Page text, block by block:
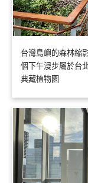
台灣島嶼的森林縮
個下午漫步屬於台
典藏植物園